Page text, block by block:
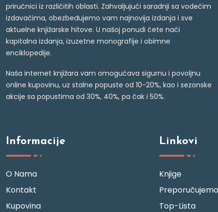
priručnici iz različitih oblasti. Zahvaljujući saradnji sa vodećim
izdavačima, obezbeđujemo vam najnovija izdanja i sve
aktuelne knjižarske hitove. U našoj ponudi ćete naći
kapitalna izdanja, izuzetne monografije i obimne
enciklopedije.
Naša internet knjižara vam omogućava sigurnu i povoljnu
online kupovinu, uz stalne popuste od 10-20%, kao i sezonske
akcije sa popustima od 30%, 40%, pa čak i 50%.
Informacije
O Nama
Kontakt
Kupovina
Linkovi
Knjige
Preporučujemo
Top-Lista